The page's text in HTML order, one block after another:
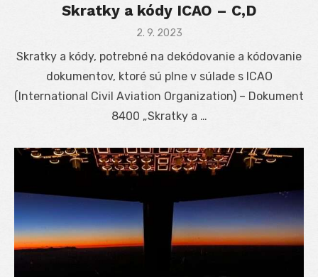
Skratky a kódy ICAO – C,D
Posted
2. 9. 2023
Skratky a kódy, potrebné na dekódovanie a kódovanie
dokumentov, ktoré sú plne v súlade s ICAO
(International Civil Aviation Organization) – Dokument
8400 „Skratky a …